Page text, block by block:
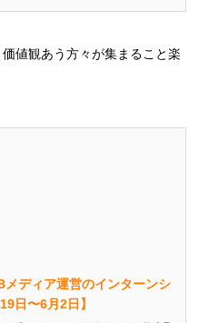
値観あう方々が集まること楽
ディア運営のインターンシ
日〜6月2日】